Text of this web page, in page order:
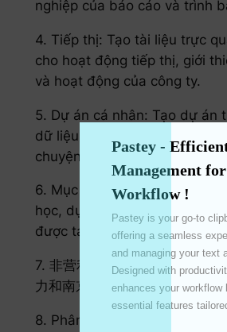
nghiệp của báo cáo và trình
4. Tiếp thị: Tạo tài liệu trực
cho hoạt động tiếp thị, giới
và hoạt động của công ty.
5. Dự án cá nhân: Tạo dự án
dữ liệu được cá nhân hóa và
chuyện dữ liệu của bạn.
6. Mục đích giáo dục: Để trình
học, dự án trường học và tài
được tạo ra bằng công cụ hỗ
7. 非营利动事:设计有情动的设
力和南京动事。
8. Phân tích tài chính: Lập
Pastey -
Management
Workflow !
Pastey is your go-to
offering a seamless
and managing your text
Designed with
enhances your workflow
essential features